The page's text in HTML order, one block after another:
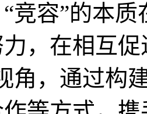
容”的本质
，在相互
角，通过构